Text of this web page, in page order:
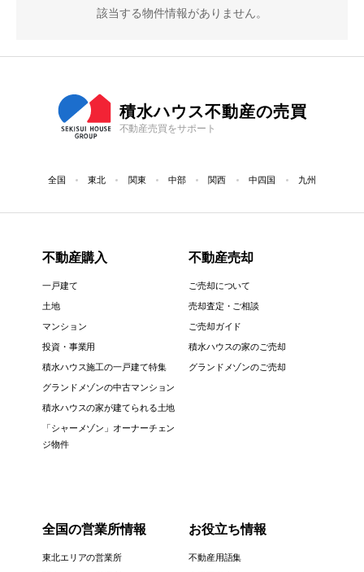
該当する物件情報がありません。
積水ハウス不動産の売買
不動産売買をサポート
全国 東北 関東 中部 関西 中四国 九州
不動産購入
一戸建て
土地
マンション
投資・事業用
積水ハウス施工の一戸建て特集
グランドメゾンの中古マンション
積水ハウスの家が建てられる土地
「シャーメゾン」オーナーチェン
ジ物件
不動産売却
ご売却について
売却査定・ご相談
ご売却ガイド
積水ハウスの家のご売却
グランドメゾンのご売却
全国の営業所情報
東北エリアの営業所
お役立ち情報
不動産用語集